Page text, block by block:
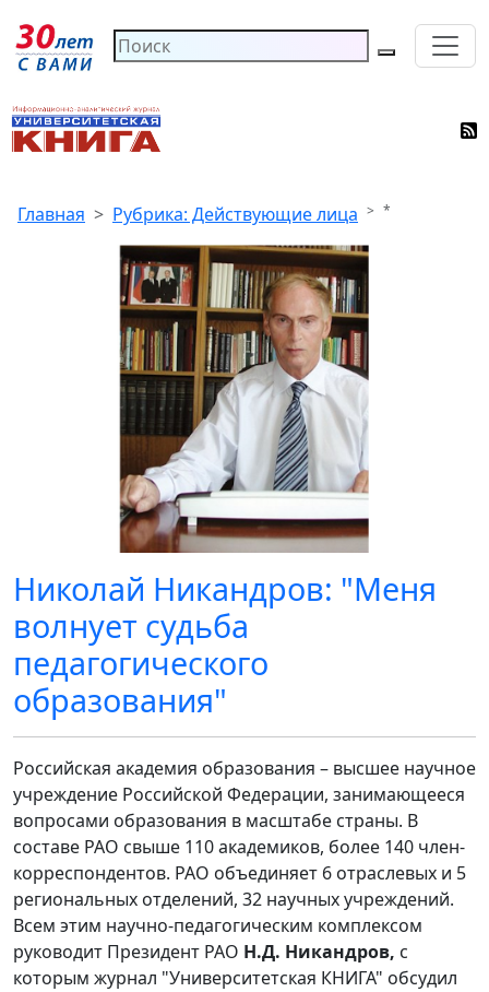
Главная Рубрика: Действующие лица *
Николай Никандров: "Меня
волнует судьба
педагогического
образования"
Российская академия образования – высшее научное
учреждение Российской Федерации, занимающееся
вопросами образования в масштабе страны. В
составе РАО свыше 110 академиков, более 140 член-
корреспондентов. РАО объединяет 6 отраслевых и 5
региональных отделений, 32 научных учреждений.
Всем этим научно-педагогическим комплексом
руководит Президент РАО Н.Д. Никандров, с
которым журнал "Университетская КНИГА" обсудил